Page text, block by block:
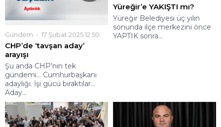
Gündem 17 Şubat 2025 12:50
CHP’de ‘tavşan aday’
arayışı
Şu anda CHP’nin tek
gündemi… Cumhurbaşkanı
adaylığı. İşi gücü bıraktılar…
Aday...
Yüreğir’e YAKIŞTI mı?
Yüreğir Belediyesi üç yılın
sonunda ilçe merkezini önce
YAPTIK sonra...